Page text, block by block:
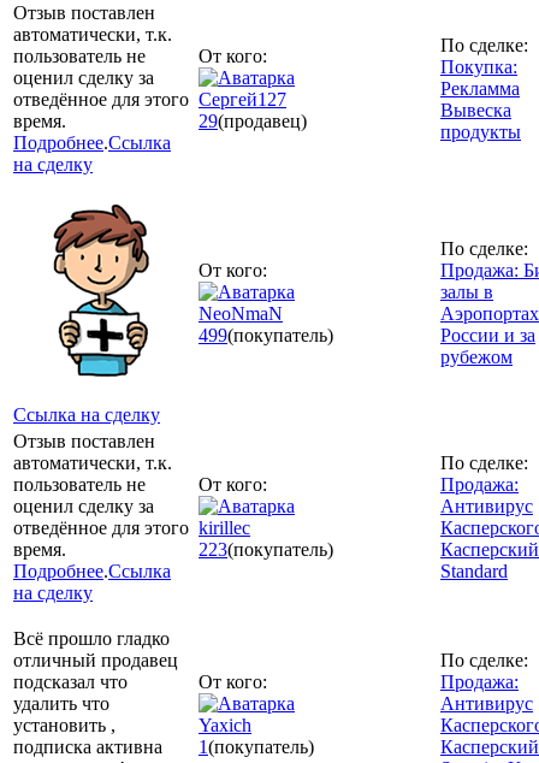
Отзыв поставлен
автоматически, т.к.
пользователь не
оценил сделку за
отведённое для этого
время.
Подробнее.Ссылка
на сделку
От кого:
Сергей127
29(продавец)
По сделке:
Покупка:
Рекламма
Вывеска
продукты
Ссылка на сделку
От кого:
NeoNmaN
499(покупатель)
По сделке:
Продажа:
залы в
России и за
рубежом
Отзыв поставлен
автоматически, т.к.
пользователь не
оценил сделку за
отведённое для этого
время.
Подробнее.Ссылка
на сделку
От кого:
kirillec
223(покупатель)
По сделке:
Продажа:
Антивирус
Касперский
Standard
Всё прошло гладко
отличный продавец
подсказал что
удалить что
установить ,
подписка активна
От кого:
Yaxich
1(покупатель)
По сделке:
Продажа:
Антивирус